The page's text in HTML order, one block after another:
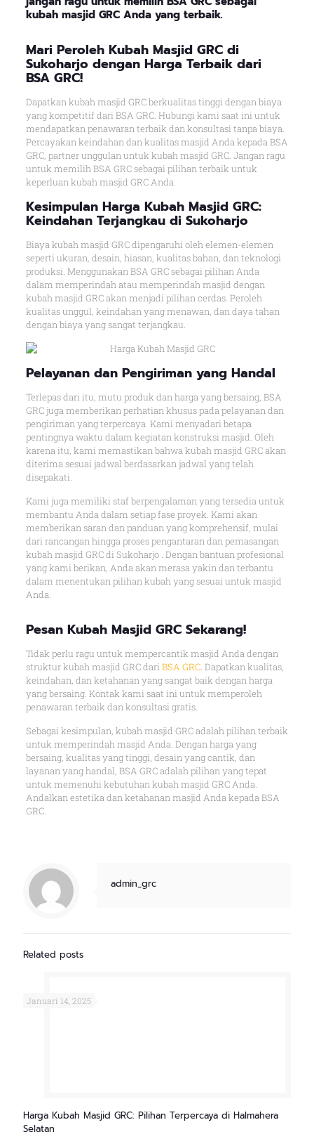
kubah masjid GRC Anda yang terbaik.
Mari Peroleh Kubah Masjid GRC di
Sukoharjo dengan Harga Terbaik dari
BSA GRC!
Dapatkan kubah masjid GRC berkualitas tinggi dengan biaya
yang kompetitif dari BSA GRC. Hubungi kami saat ini untuk
mendapatkan penawaran terbaik dan konsultasi tanpa biaya.
Percayakan keindahan dan kualitas masjid Anda kepada BSA
GRC, partner unggulan untuk kubah masjid GRC. Jangan ragu
untuk memilih BSA GRC sebagai pilihan terbaik untuk
keperluan kubah masjid GRC Anda.
Kesimpulan Harga Kubah Masjid GRC:
Keindahan Terjangkau di Sukoharjo
Biaya kubah masjid GRC dipengaruhi oleh elemen-elemen
seperti ukuran, desain, hiasan, kualitas bahan, dan teknologi
produksi. Menggunakan BSA GRC sebagai pilihan Anda
dalam memperindah atau memperindah masjid dengan
kubah masjid GRC akan menjadi pilihan cerdas. Peroleh
kualitas unggul, keindahan yang menawan, dan daya tahan
dengan biaya yang sangat terjangkau.
Pelayanan dan Pengiriman yang Handal
Terlepas dari itu, mutu produk dan harga yang bersaing, BSA
GRC juga memberikan perhatian khusus pada pelayanan dan
pengiriman yang terpercaya. Kami menyadari betapa
pentingnya waktu dalam kegiatan konstruksi masjid. Oleh
karena itu, kami memastikan bahwa kubah masjid GRC akan
diterima sesuai jadwal berdasarkan jadwal yang telah
disepakati.
Kami juga memiliki staf berpengalaman yang tersedia untuk
membantu Anda dalam setiap fase proyek. Kami akan
memberikan saran dan panduan yang komprehensif, mulai
dari rancangan hingga proses pengantaran dan pemasangan
kubah masjid GRC di Sukoharjo . Dengan bantuan profesional
yang kami berikan, Anda akan merasa yakin dan terbantu
dalam menentukan pilihan kubah yang sesuai untuk masjid
Anda.
Pesan Kubah Masjid GRC Sekarang!
Tidak perlu ragu untuk mempercantik masjid Anda dengan
struktur kubah masjid GRC dari BSA GRC. Dapatkan kualitas,
keindahan, dan ketahanan yang sangat baik dengan harga
yang bersaing. Kontak kami saat ini untuk memperoleh
penawaran terbaik dan konsultasi gratis.
Sebagai kesimpulan, kubah masjid GRC adalah pilihan terbaik
untuk memperindah masjid Anda. Dengan harga yang
bersaing, kualitas yang tinggi, desain yang cantik, dan
layanan yang handal, BSA GRC adalah pilihan yang tepat
untuk memenuhi kebutuhan kubah masjid GRC Anda.
Andalkan estetika dan ketahanan masjid Anda kepada BSA
GRC.
admin_grc
Related posts
Januari 14, 2025
Harga Kubah Masjid GRC: Pilihan Terpercaya di Halmahera
Selatan